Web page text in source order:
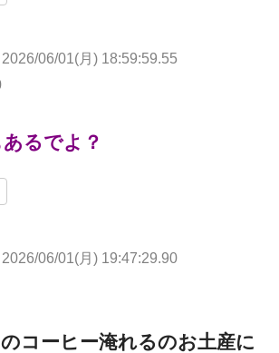
2026/06/01(月) 18:59:59.55
るでよ？
2026/06/01(月) 19:47:29.90
コーヒー淹れるのお土産に